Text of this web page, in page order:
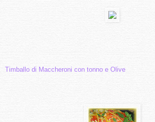
Timballo di Maccheroni con tonno e Olive